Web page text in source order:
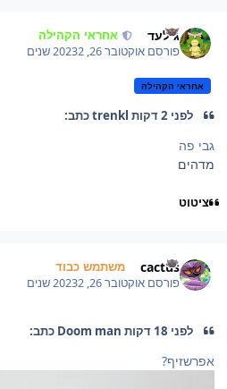
גילעד אחראי הקהילה
פורסםאוקטובר 26, 2023 2 שנים
אחראי הקהילה
לפני 2 דקות trenkl כתב:
גבי פה
מדהים
ציטוט
cactus משתמש כבוד
פורסםאוקטובר 26, 2023 2 שנים
לפני 18 דקות Doom man כתב:
אפרשזיף?